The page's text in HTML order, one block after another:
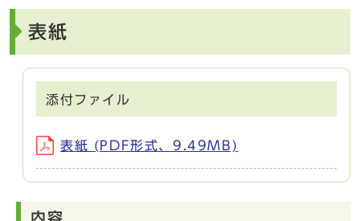
表紙
添付ファイル
表紙 (PDF形式、9.49MB)
内容